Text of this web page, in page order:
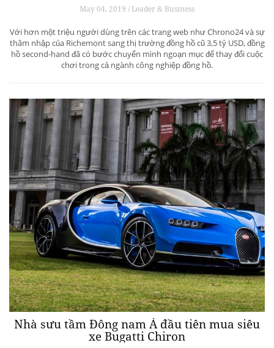
May 04, 2019 / Leader & Business
Với hơn một triệu người dùng trên các trang web như Chrono24 và sự
thâm nhập của Richemont sang thị trường đồng hồ cũ 3,5 tỷ USD, đồng
hồ second-hand đã có bước chuyển mình ngoạn mục để thay đổi cuộc
chơi trong cả ngành công nghiệp đồng hồ.
Nhà sưu tầm Đông nam Á đầu tiên mua siêu
xe Bugatti Chiron